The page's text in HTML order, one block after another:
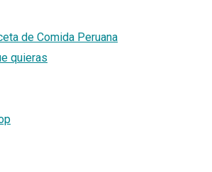
de Comida Peruana
quieras